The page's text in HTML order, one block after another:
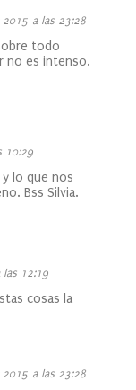
2015 a las 23:28
todo
no es intenso.
10:29
lo que nos
Bss Silvia.
las 12:19
cosas la
2015 a las 23:28